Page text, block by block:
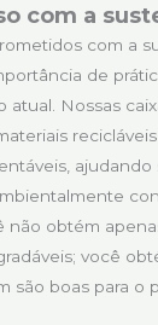
com a
com a
de
atual. Nossas
ajudando
não obtém
você
são boas para o